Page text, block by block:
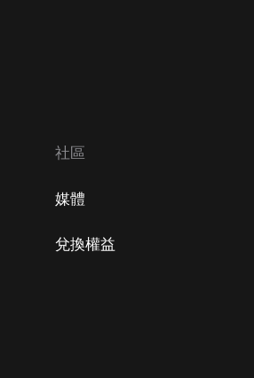
社區
媒體
兌換權益